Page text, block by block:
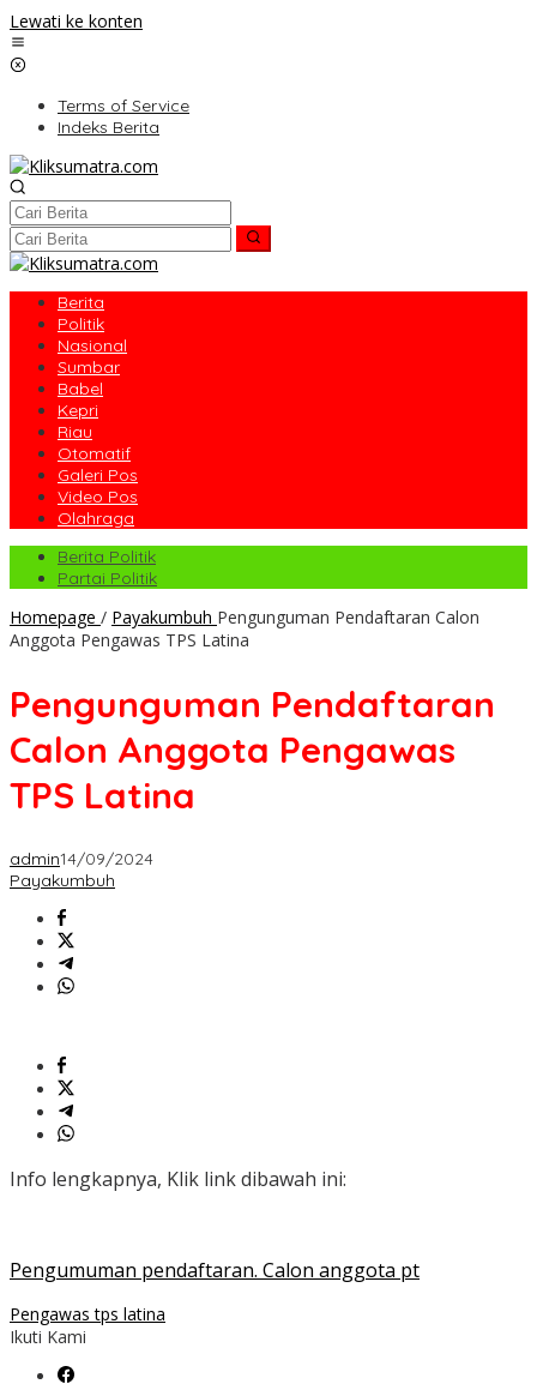
Lewati ke konten
Terms of Service
Indeks Berita
Berita
Politik
Nasional
Sumbar
Babel
Kepri
Riau
Otomatif
Galeri Pos
Video Pos
Olahraga
Berita Politik
Partai Politik
Homepage / Payakumbuh Pengunguman Pendaftaran Calon
Anggota Pengawas TPS Latina
Pengunguman Pendaftaran
Calon Anggota Pengawas
TPS Latina
admin14/09/2024
Payakumbuh
Info lengkapnya, Klik link dibawah ini:
Pengumuman pendaftaran. Calon anggota pt
Pengawas tps latina
Ikuti Kami